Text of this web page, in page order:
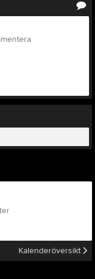
Kalenderöversikt